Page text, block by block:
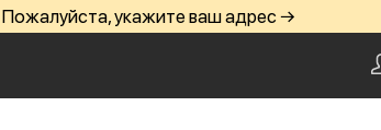
укажите ваш адрес →